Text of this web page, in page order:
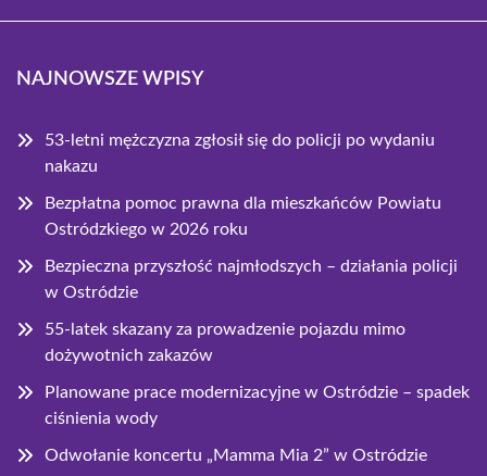
NAJNOWSZE WPISY
53-letni mężczyzna zgłosił się do policji po wydaniu
nakazu
Bezpłatna pomoc prawna dla mieszkańców Powiatu
Ostródzkiego w 2026 roku
Bezpieczna przyszłość najmłodszych – działania policji
w Ostródzie
55-latek skazany za prowadzenie pojazdu mimo
dożywotnich zakazów
Planowane prace modernizacyjne w Ostródzie – spadek
ciśnienia wody
Odwołanie koncertu „Mamma Mia 2” w Ostródzie